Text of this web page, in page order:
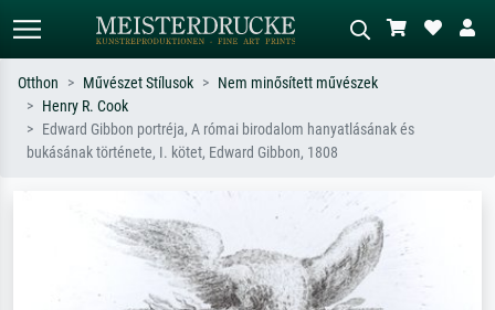
Alap keresés MI-képkereső
Keressen művész, műcím vagy stílus
akt.
Írja le a jelenetet – pl. zöld rét, sok
egy fa mellett.
Otthon Művészet Stílusok
Nem minősített művészek
Henry R. Cook
Edward Gibbon portréja, A római birodalom hanyatlásának és
bukásának története, I. kötet, Edward Gibbon, 1808